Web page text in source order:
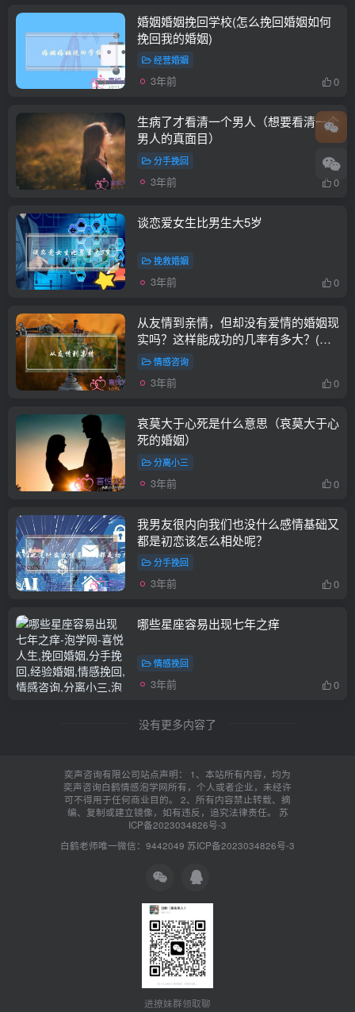
婚姻婚姻挽回学校(怎么挽回婚姻如何
挽回我的婚姻)
经营婚姻
3年前 0
生病了才看清一个男人（想要看清一个
男人的真面目）
分手挽回
3年前 0
谈恋爱女生比男生大5岁
挽救婚姻
3年前 0
从友情到亲情，但却没有爱情的婚姻现
实吗？这样能成功的几率有多大？(我
该怎么维持我们的婚姻？这样爱着真的
好累！)
情感咨询
3年前 0
哀莫大于心死是什么意思（哀莫大于心
死的婚姻）
分离小三
3年前 0
我男友很内向我们也没什么感情基础又
都是初恋该怎么相处呢？
分手挽回
3年前 0
哪些星座容易出现七年之痒
情感挽回
3年前 0
没有更多内容了
奕声咨询有限公司站点声明： 1、本站所有内容，均为
奕声咨询白鹤情感泡学网所有，个人或者企业，未经许
可不得用于任何商业目的。 2、所有内容禁止转载、摘
编、复制或建立镜像，如有违反，追究法律责任。 苏
ICP备2023034826号-3
白鹤老师唯一微信：9442049 苏ICP备2023034826号-3
进撩妹群领取聊